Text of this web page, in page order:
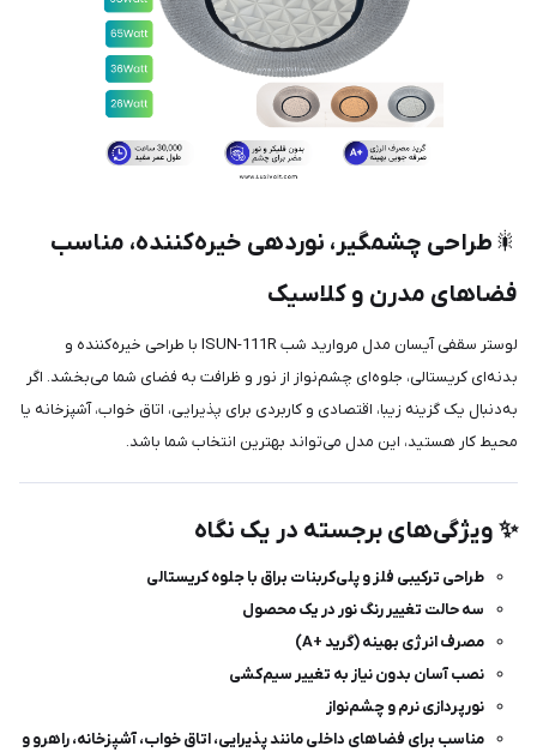
🎇طراحی چشمگیر، نوردهی خیره‌کننده، مناسب
فضاهای مدرن و کلاسیک
لوستر سقفی آیسان مدل مروارید شب ISUN-111R با طراحی خیره‌کننده و
بدنه‌ای کریستالی، جلوه‌ای چشم‌نواز از نور و ظرافت به فضای شما می‌بخشد. اگر
به‌دنبال یک گزینه زیبا، اقتصادی و کاربردی برای پذیرایی، اتاق خواب، آشپزخانه یا
محیط کار هستید، این مدل می‌تواند بهترین انتخاب شما باشد.
✨ ویژگی‌های برجسته در یک نگاه
طراحی ترکیبی فلز و پلی‌کربنات براق با جلوه کریستالی
سه حالت تغییر رنگ نور در یک محصول
مصرف انرژی بهینه (گرید +A)
نصب آسان بدون نیاز به تغییر سیم‌کشی
نورپردازی نرم و چشم‌نواز
مناسب برای فضاهای داخلی مانند پذیرایی، اتاق خواب، آشپزخانه، راهرو و